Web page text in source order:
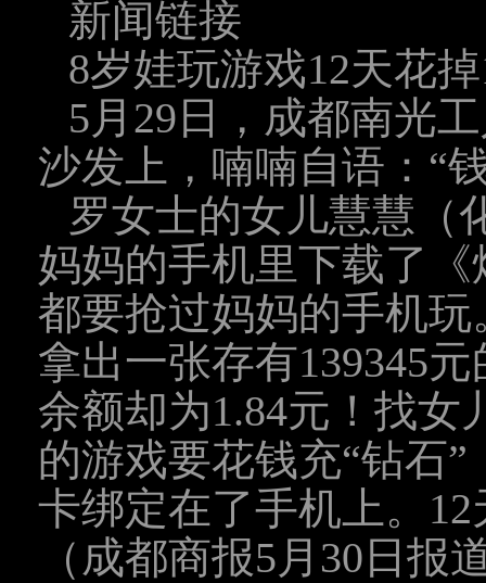
新闻链接
8岁娃玩游戏12天花
5月29日，成都南光
沙发上，喃喃自语：“
罗女士的女儿慧慧（
妈妈的手机里下载了
都要抢过妈妈的手机
拿出一张存有139345
余额却为1.84元！找女
的游戏要花钱充“钻石
卡绑定在了手机上。
（成都商报5月30日报